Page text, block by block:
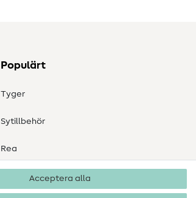
Populärt
Tyger
Sytillbehör
Rea
Acceptera alla